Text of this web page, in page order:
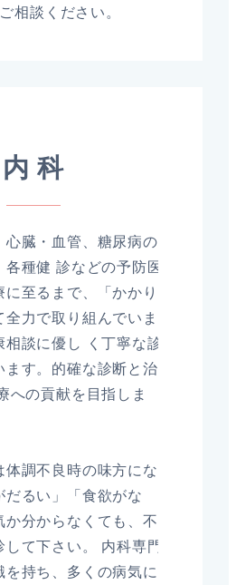
相談ください。
内 科
心臓・血管、糖尿病の
各種健 診などの予防医
に至るまで、「かかり
全力で取り組んでいま
相談に優し く丁寧な診
ます。的確な診断と治
への貢献を目指しま
体調不良時の味方にな
だるい」「食欲がな
か分からなくても、不
して下さい。 内科専門
を持ち、多くの病気に